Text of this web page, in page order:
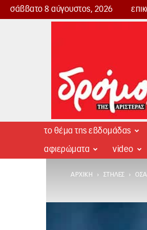
σάββατο 8 αύγουστος, 2026
Δρόμος
το θέμα της εβδομάδας
αφιερώματα video
ΑΡΧΙΚΉ ΣΤΉΛΕΣ